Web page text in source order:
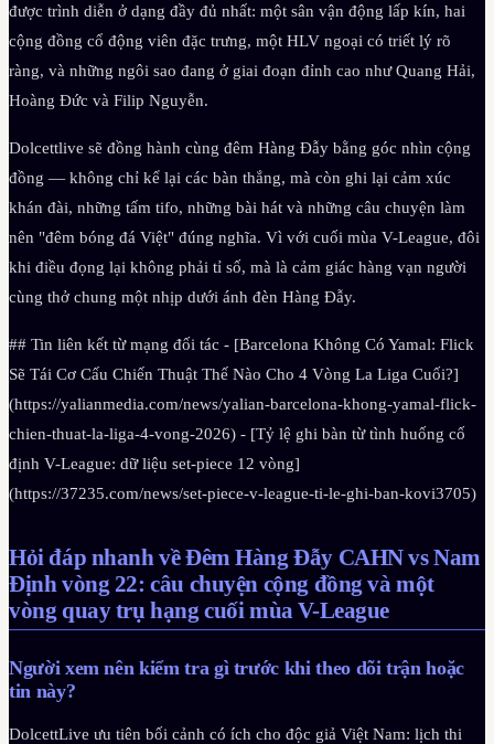
được trình diễn ở dạng đầy đủ nhất: một sân vận động lấp kín, hai
cộng đồng cổ động viên đặc trưng, một HLV ngoại có triết lý rõ
ràng, và những ngôi sao đang ở giai đoạn đỉnh cao như Quang Hải,
Hoàng Đức và Filip Nguyễn.
Dolcettlive sẽ đồng hành cùng đêm Hàng Đẫy bằng góc nhìn cộng
đồng — không chỉ kể lại các bàn thắng, mà còn ghi lại cảm xúc
khán đài, những tấm tifo, những bài hát và những câu chuyện làm
nên "đêm bóng đá Việt" đúng nghĩa. Vì với cuối mùa V-League, đôi
khi điều đọng lại không phải tỉ số, mà là cảm giác hàng vạn người
cùng thở chung một nhịp dưới ánh đèn Hàng Đẫy.
## Tin liên kết từ mạng đối tác - [Barcelona Không Có Yamal: Flick
Sẽ Tái Cơ Cấu Chiến Thuật Thế Nào Cho 4 Vòng La Liga Cuối?]
(https://yalianmedia.com/news/yalian-barcelona-khong-yamal-flick-
chien-thuat-la-liga-4-vong-2026) - [Tỷ lệ ghi bàn từ tình huống cố
định V-League: dữ liệu set-piece 12 vòng]
(https://37235.com/news/set-piece-v-league-ti-le-ghi-ban-kovi3705)
Hỏi đáp nhanh về Đêm Hàng Đẫy CAHN vs Nam
Định vòng 22: câu chuyện cộng đồng và một
vòng quay trụ hạng cuối mùa V-League
Người xem nên kiểm tra gì trước khi theo dõi trận hoặc
tin này?
DolcettLive ưu tiên bối cảnh có ích cho độc giả Việt Nam: lịch thi